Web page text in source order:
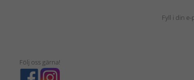
Fyll i din
Följ oss gärna!